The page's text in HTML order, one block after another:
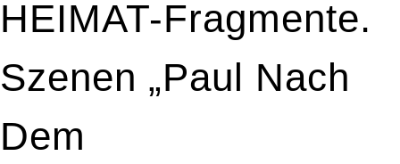
HEIMAT-Fragmente.
Szenen „Paul Nach
Dem